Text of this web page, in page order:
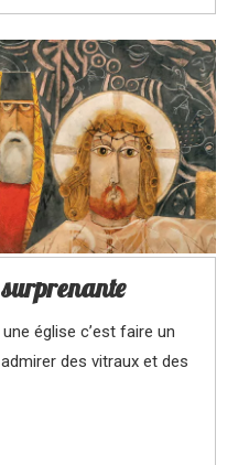
église c’est faire un
des vitraux et des